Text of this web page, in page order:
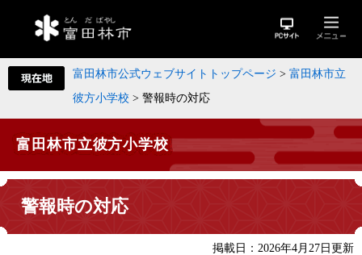
富田林市公式ウェブサイトトップページ > 富田林市立
彼方小学校 > 警報時の対応
富田林市立彼方小学校
警報時の対応
掲載日：2026年4月27日更新